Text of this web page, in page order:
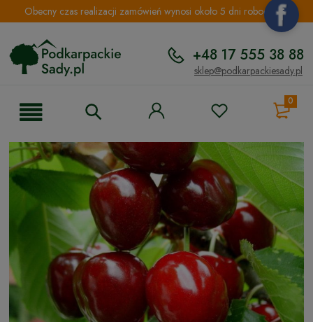
Obecny czas realizacji zamówień wynosi około 5 dni roboczych.
+48 17 555 38 88
sklep@podkarpackiesady.pl
0